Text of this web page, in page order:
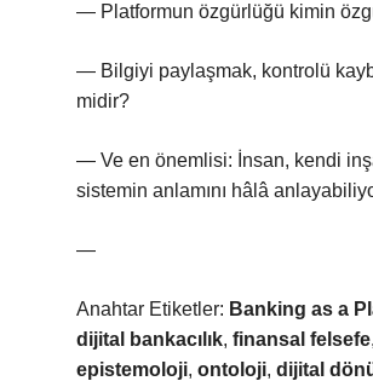
— Platformun özgürlüğü kimin
— Bilgiyi paylaşmak, kontrolü
midir?
— Ve en önemlisi: İnsan, kendi
sistemin anlamını hâlâ
—
Anahtar Etiketler: Banking as a
dijital bankacılık, finansal felsefe,
epistemoloji, ontoloji, dijital